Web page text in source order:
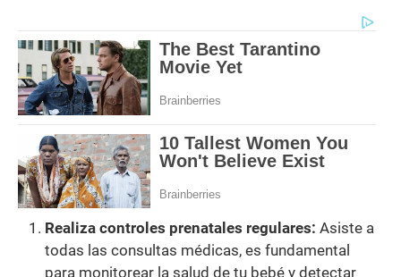
Realiza controles prenatales regulares: Asiste a
todas las consultas médicas, es fundamental
para monitorear la salud de tu bebé y detectar